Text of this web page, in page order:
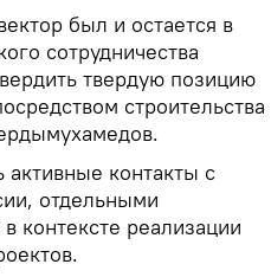
был и остается в
сотрудничества
твердую позицию
строительства
контакты с
отдельными
контексте реализации